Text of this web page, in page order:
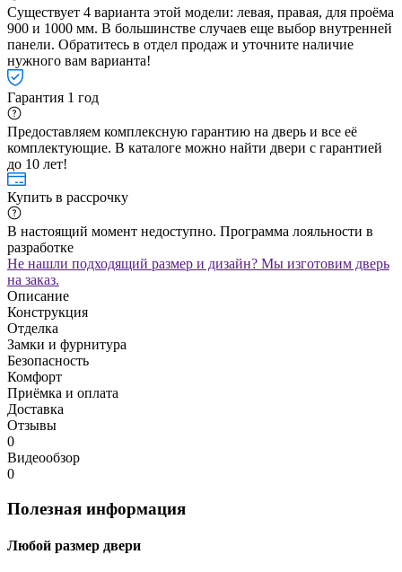
Существует 4 варианта этой модели: левая, правая, для проёма
900 и 1000 мм. В большинстве случаев еще выбор внутренней
панели. Обратитесь в отдел продаж и уточните наличие
нужного вам варианта!
Гарантия 1 год
Предоставляем комплексную гарантию на дверь и все её
комплектующие. В каталоге можно найти двери с гарантией
до 10 лет!
Купить в рассрочку
В настоящий момент недоступно. Программа лояльности в
разработке
Не нашли подходящий размер и дизайн? Мы изготовим дверь
на заказ.
Описание
Конструкция
Отделка
Замки и фурнитура
Безопасность
Комфорт
Приёмка и оплата
Доставка
Отзывы
0
Видеообзор
0
Полезная информация
Любой размер двери